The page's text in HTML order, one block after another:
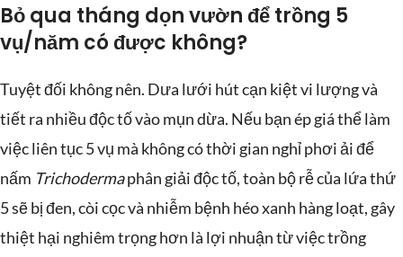
Bỏ qua tháng dọn vườn để trồng 5
vụ/năm có được không?
Tuyệt đối không nên. Dưa lưới hút cạn kiệt vi lượng và
tiết ra nhiều độc tố vào mụn dừa. Nếu bạn ép giá thể làm
việc liên tục 5 vụ mà không có thời gian nghỉ phơi ải để
nấm Trichodermaphân giải độc tố, toàn bộ rễ của lứa thứ
5 sẽ bị đen, còi cọc và nhiễm bệnh héo xanh hàng loạt, gây
thiệt hại nghiêm trọng hơn là lợi nhuận từ việc trồng